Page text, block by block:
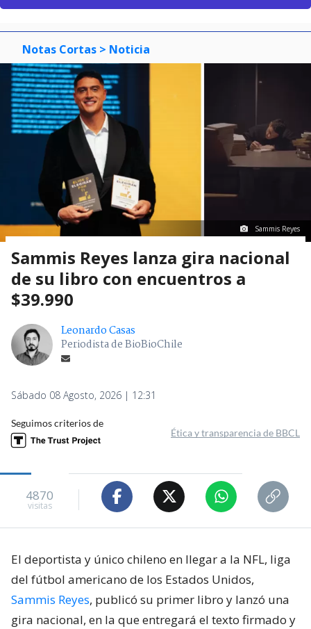
Notas Cortas > Noticia
Sammis Reyes
Sammis Reyes lanza gira nacional
de su libro con encuentros a
$39.990
Leonardo Casas
Periodista de BioBioChile
Sábado 08 Agosto, 2026 | 12:31
Seguimos criterios de
Ética y transparencia de BBCL
4870
visitas
El deportista y único chileno en llegar a la NFL, liga
del fútbol americano de los Estados Unidos,
Sammis Reyes, publicó su primer libro y lanzó una
gira nacional, en la que entregará el texto firmado y